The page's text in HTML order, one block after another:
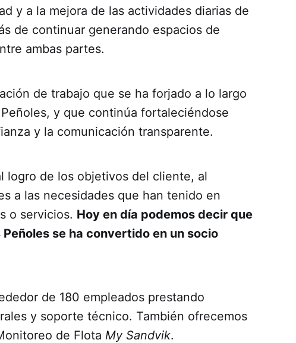
y a la mejora de las actividades diarias de
de continuar generando espacios de
ambas partes.
de trabajo que se ha forjado a lo largo
y que continúa fortaleciéndose
y la comunicación transparente.
logro de los objetivos del cliente, al
a las necesidades que han tenido en
o servicios. Hoy en día podemos decir que
se ha convertido en un socio
de 180 empleados prestando
y soporte técnico. También ofrecemos
de Flota My Sandvik.